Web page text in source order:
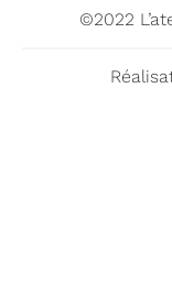
©2022